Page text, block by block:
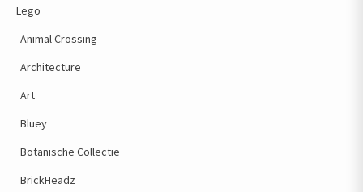
Lego
Animal Crossing
Architecture
Art
Bluey
Botanische Collectie
BrickHeadz